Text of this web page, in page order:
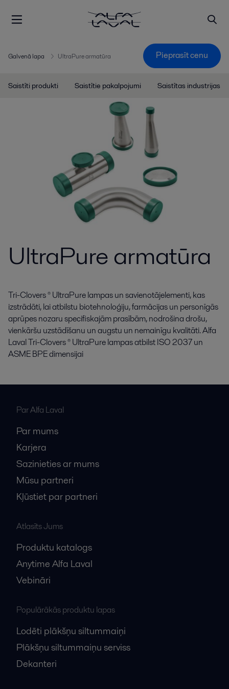
Galvenā lapa UltraPure armatūra Pieprasīt cenu
Saistīti produkti Saistītie pakalpojumi Saistītas industrijas
UltraPure armatūra
Tri-Clovers ® UltraPure lampas un savienotājelementi, kas
izstrādāti, lai atbilstu biotehnoloģiju, farmācijas un personīgās
aprūpes nozaru specifiskajām prasībām, nodrošina drošu,
vienkāršu uzstādīšanu un augstu un nemainīgu kvalitāti. Alfa
Laval Tri-Clovers ® UltraPure lampas atbilst ISO 2037 un
ASME BPE dimensijai
Par Alfa Laval
Par mums
Karjera
Sazinieties ar mums
Mūsu partneri
Kļūstiet par partneri
Atlasīts Jums
Produktu katalogs
Anytime Alfa Laval
Vebināri
Populārākās produktu lapas
Lodēti plākšņu siltummaiņi
Plākšņu siltummaiņu serviss
Dekanteri